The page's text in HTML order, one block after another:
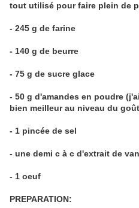
tout utilisé pour faire plein de
- 245 g de farine
- 140 g de beurre
- 75 g de sucre glace
- 50 g d'amandes en poudre
bien meilleur au niveau du
- 1 pincée de sel
- une demi c à c d'extrait de
- 1 oeuf
PREPARATION: